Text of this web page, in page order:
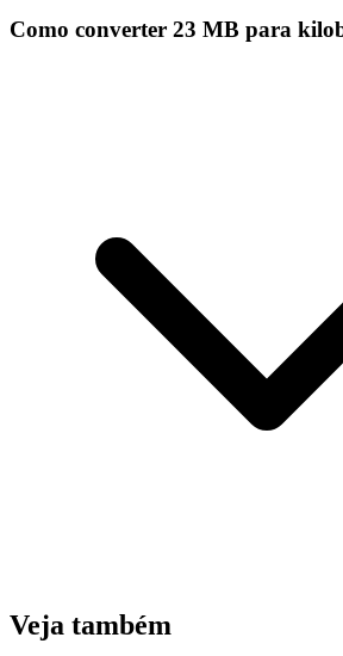
Como converter 23 MB para
Veja também